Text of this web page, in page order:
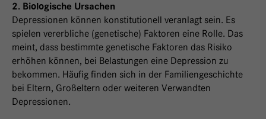
2. Biologische Ursachen
Depressionen können konstitutionell veranlagt sein. Es
spielen vererbliche (genetische) Faktoren eine Rolle. Das
meint, dass bestimmte genetische Faktoren das Risiko
erhöhen können, bei Belastungen eine Depression zu
bekommen. Häufig finden sich in der Familiengeschichte
bei Eltern, Großeltern oder weiteren Verwandten
Depressionen.